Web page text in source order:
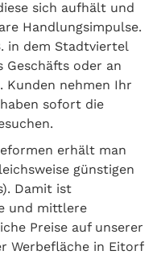
sich aufhält und
Handlungsimpulse.
in dem Stadtviertel
oder an
Kunden nehmen Ihr
sofort die
erhält man
günstigen
Damit ist
und mittlere
Preise auf unserer
Werbefläche in Eitorf